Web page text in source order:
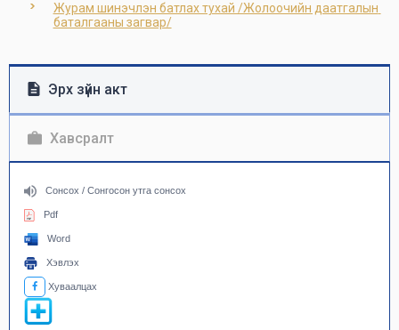
Журам шинэчлэн батлах тухай /Жолоочийн даатгалын
баталгааны загвар/
Эрх зүйн акт
Хавсралт
Сонсох / Сонгосон утга сонсох
Pdf
Word
Хэвлэх
Хуваалцах